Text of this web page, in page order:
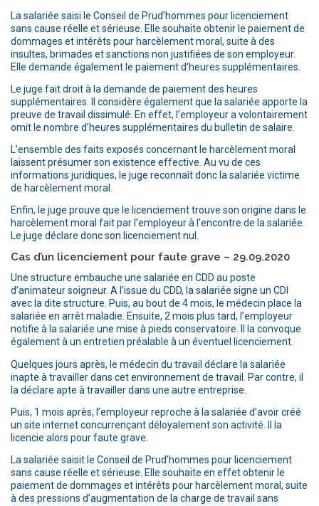
La salariée saisi le Conseil de Prud’hommes pour licenciement
sans cause réelle et sérieuse. Elle souhaite obtenir le paiement de
dommages et intérêts pour harcèlement moral, suite à des
insultes, brimades et sanctions non justifiées de son employeur.
Elle demande également le paiement d’heures supplémentaires.
Le juge fait droit à la demande de paiement des heures
supplémentaires. Il considère également que la salariée apporte la
preuve de travail dissimulé. En effet, l’employeur a volontairement
omit le nombre d’heures supplémentaires du bulletin de salaire.
L’ensemble des faits exposés concernant le harcèlement moral
laissent présumer son existence effective. Au vu de ces
informations juridiques, le juge reconnaît donc la salariée victime
de harcèlement moral.
Enfin, le juge prouve que le licenciement trouve son origine dans le
harcèlement moral fait par l’employeur à l’encontre de la salariée.
Le juge déclare donc son licenciement nul.
Cas d’un licenciement pour faute grave – 29.09.2020
Une structure embauche une salariée en CDD au poste
d’animateur soigneur. A l’issue du CDD, la salariée signe un CDI
avec la dite structure. Puis, au bout de 4 mois, le médecin place la
salariée en arrêt maladie. Ensuite, 2 mois plus tard, l’employeur
notifie à la salariée une mise à pieds conservatoire. Il la convoque
également à un entretien préalable à un éventuel licenciement.
Quelques jours après, le médecin du travail déclare la salariée
inapte à travailler dans cet environnement de travail. Par contre, il
la déclare apte à travailler dans une autre entreprise.
Puis, 1 mois après, l’employeur reproche à la salariée d’avoir créé
un site internet concurrençant déloyalement son activité. Il la
licencie alors pour faute grave.
La salariée saisit le Conseil de Prud’hommes pour licenciement
sans cause réelle et sérieuse. Elle souhaite en effet obtenir le
paiement de dommages et intérêts pour harcèlement moral, suite
à des pressions d’augmentation de la charge de travail sans